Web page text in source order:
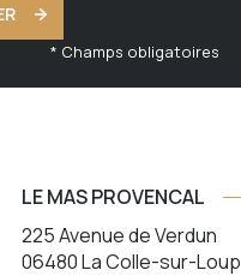
* Champs obligatoires
LE MAS PROVENCAL
225 Avenue de Verdun
06480La Colle-sur-Loup